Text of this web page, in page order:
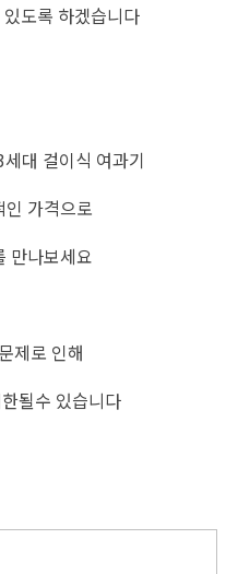
도록 하겠습니다
대 걸이식 여과기
가격으로
만나보세요
제로 인해
될수 있습니다